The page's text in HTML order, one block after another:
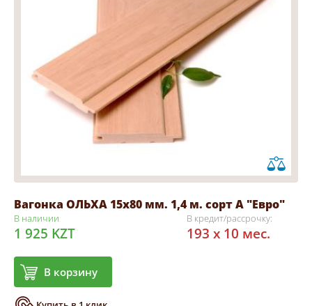
Вагонка ОЛЬХА 15х80 мм. 1,4 м. сорт А "Евро"
В наличии
1 925 KZT
В корзину
В кредит/рассрочку:
193 x 10 мес.